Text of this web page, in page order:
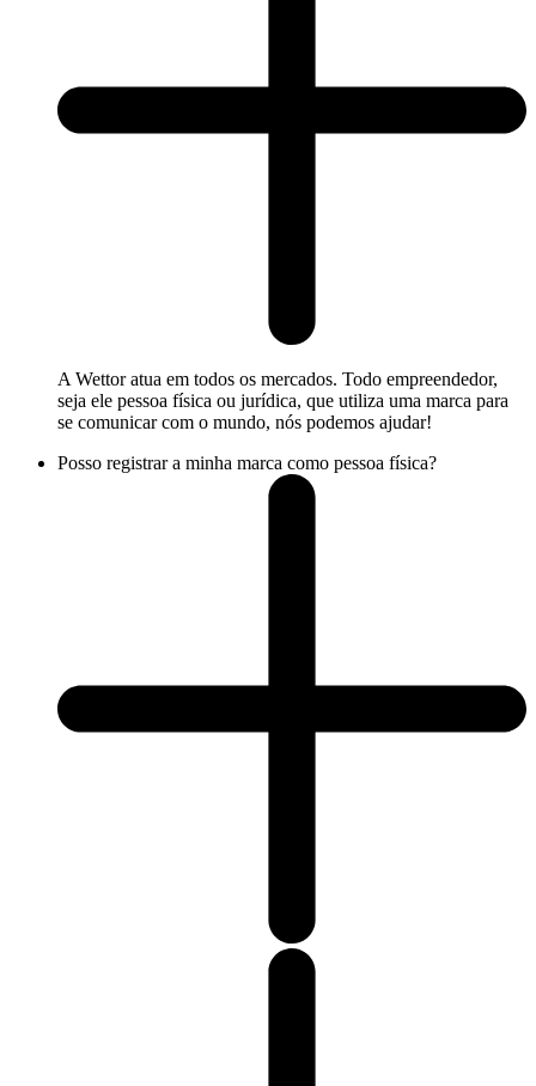
A Wettor atua em todos os mercados. Todo empreendedor,
seja ele pessoa física ou jurídica, que utiliza uma marca para
se comunicar com o mundo, nós podemos ajudar!
Posso registrar a minha marca como pessoa física?